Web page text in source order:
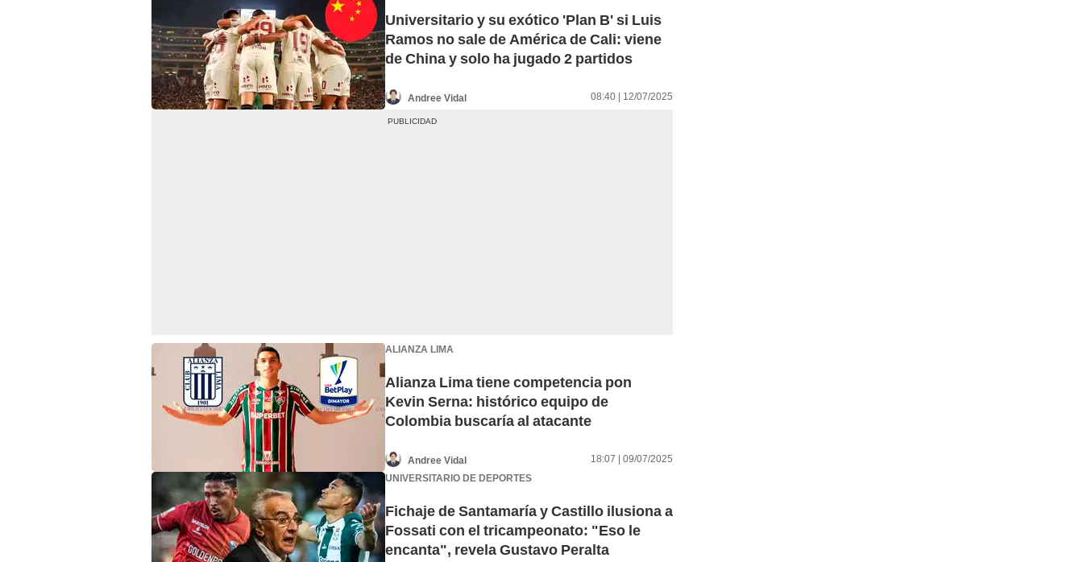
Universitario y su exótico 'Plan B' si Luis
Ramos no sale de América de Cali: viene
de China y solo ha jugado 2 partidos
Andree Vidal 08:40 | 12/07/2025
ALIANZA LIMA
Alianza Lima tiene competencia pon
Kevin Serna: histórico equipo de
Colombia buscaría al atacante
Andree Vidal
18:07 | 09/07/2025
UNIVERSITARIO DE DEPORTES
Fichaje de Santamaría y Castillo ilusiona a
Fossati con el tricampeonato: "Eso le
encanta", revela Gustavo Peralta